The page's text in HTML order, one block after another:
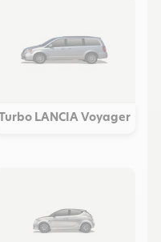
Turbo LANCIA Voyager